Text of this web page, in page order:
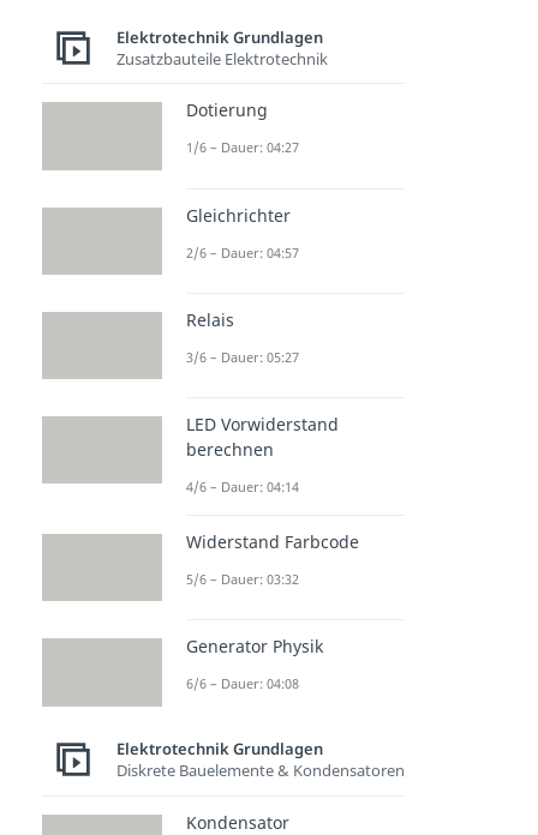
Elektrotechnik Grundlagen
Zusatzbauteile Elektrotechnik
Dotierung
1/6 – Dauer: 04:27
Gleichrichter
2/6 – Dauer: 04:57
Relais
3/6 – Dauer: 05:27
LED Vorwiderstand
berechnen
4/6 – Dauer: 04:14
Widerstand Farbcode
5/6 – Dauer: 03:32
Generator Physik
6/6 – Dauer: 04:08
Elektrotechnik Grundlagen
Diskrete Bauelemente & Kondensatoren
Kondensator